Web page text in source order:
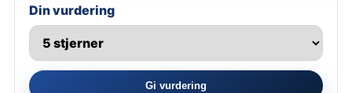
Din vurdering
Gi vurdering